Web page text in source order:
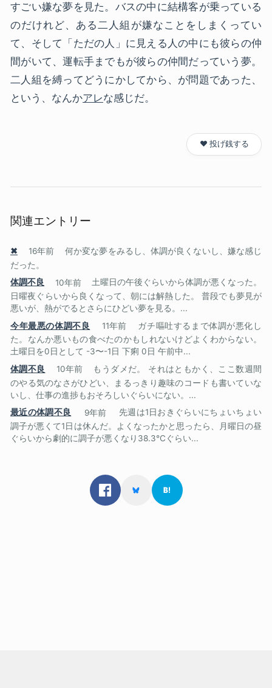
すごい嫌な夢を見た。バスの中に結構客が乗っている
のだけれど、ある二人組が嫌なことをしまくってい
て、そして「ただの人」に見える人の中にも彼らの仲
間がいて、運転手までもが彼らの仲間だっていう夢。
二人組を縛ってどうにかしてから、が問題であった、
という、なんかアレな感じだ。
❤️ 投げ銭する
関連エントリー
✖ 16年前
何か変な夢をみるし、体調が良くないし、嫌な感じ
だった。
体調不良
10年前
土曜日の午後ぐらいから体調が悪くなった。
日曜夜ぐらいから良くなって、朝には解熱した。 普段でも夢見が
悪いが、熱がでるとさらにひどい夢を見る。...
今年最悪の体調不良
11年前
ガチ嘔吐するまで体調が悪化し
た。なんか悪いもの食べたのかもしれないけどよくわからない。
土曜日を0日として -3〜-1日 下痢 0日 午前中...
体調不良
10年前
もうダメだ。 それはともかく、ここ数週間
のやる気のなさがひどい、まるっきり趣味のコードも書いていな
いし、仕事の進捗もおそろしいぐらいにない。...
最近の体調不良
9年前
先週は1日おきぐらいにちょいちょい
調子が悪くて1日は休んだ。よくなったかと思ったら、月曜日の昼
ぐらいから劇的に調子が悪くなり38.3℃ぐらい...